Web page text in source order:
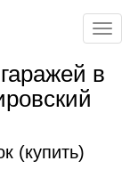
в
(купить)